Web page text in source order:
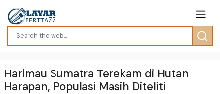
Harimau Sumatra Terekam di Hutan
Harapan, Populasi Masih Diteliti